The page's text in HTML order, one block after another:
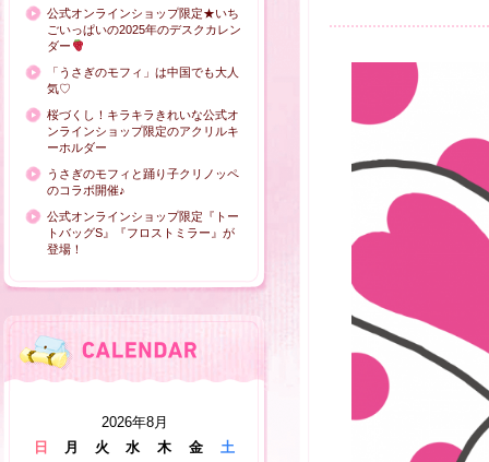
公式オンラインショップ限定★いち
ごいっぱいの2025年のデスクカレン
ダー
「うさぎのモフィ」は中国でも大人
気♡
桜づくし！キラキラきれいな公式オ
ンラインショップ限定のアクリルキ
ーホルダー
うさぎのモフィと踊り子クリノッペ
のコラボ開催♪
公式オンラインショップ限定『トー
トバッグS』『フロストミラー』が
登場！
2026年8月
日
月 火 水 木 金
土